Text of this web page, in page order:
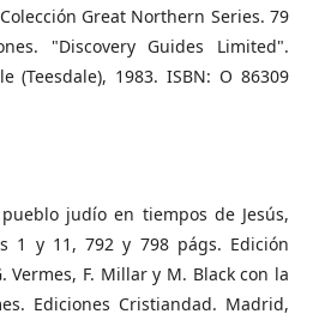
Great Northern Series. 79
"Discovery Guides Limited".
(Teesdale), 1983. ISBN: O 86309
judío en tiempos de Jesús,
1 y 11, 792 y 798 págs. Edición
F. Millar y M. Black con la
Ediciones Cristiandad. Madrid,